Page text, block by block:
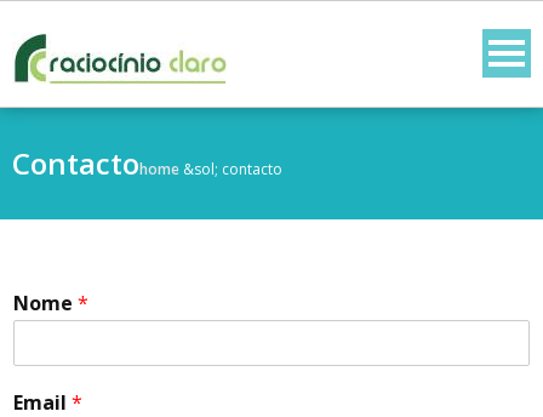
Contactohome &sol; contacto
Nome *
Email *